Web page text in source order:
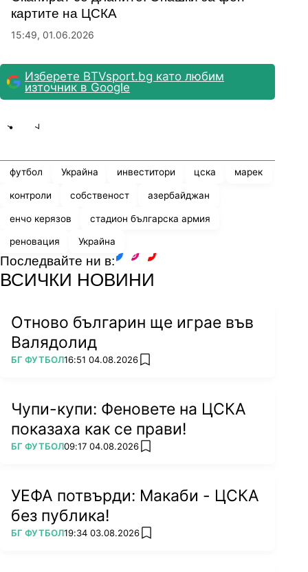
картите на ЦСКА
15:49, 01.06.2026
Изберете BTVsport.bg като любим
източник в Google
футбол Украйна инвеститори цска марек
контроли собственост азербайджан
енчо керязов стадион българска армия
реновация Украйна
Последвайте ни в:
ВСИЧКИ НОВИНИ
Отново българин ще играе във
Валядолид
ПОВЕЧЕ ОТ
БГ ФУТБОЛ16:51 04.08.2026 add favorites
Чупи-купи: Феновете на ЦСКА
показаха как се прави!
ПОВЕЧЕ ОТ
БГ ФУТБОЛ09:17 04.08.2026 add favorites
УЕФА потвърди: Макаби - ЦСКА
без публика!
ПОВЕЧЕ ОТ
БГ ФУТБОЛ19:34 03.08.2026 add favorites